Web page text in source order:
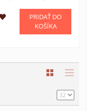
PRIDAŤ DO
KOŠÍKA